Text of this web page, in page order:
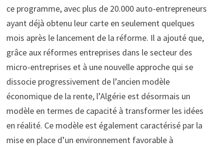
ce programme, avec plus de 20.000 auto-entrepreneurs
ayant déjà obtenu leur carte en seulement quelques
mois après le lancement de la réforme. Il a ajouté que,
grâce aux réformes entreprises dans le secteur des
micro-entreprises et à une nouvelle approche qui se
dissocie progressivement de l’ancien modèle
économique de la rente, l’Algérie est désormais un
modèle en termes de capacité à transformer les idées
en réalité. Ce modèle est également caractérisé par la
mise en place d’un environnement favorable à